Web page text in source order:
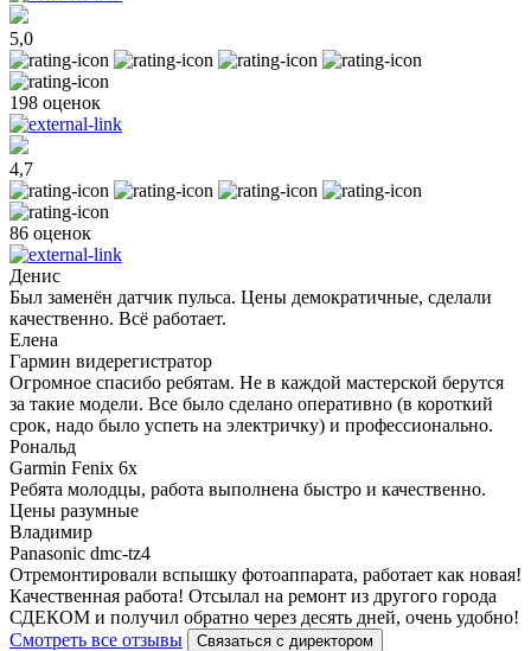
5,0
198 оценок
4,7
86 оценок
Денис
Был заменён датчик пульса. Цены демократичные, сделали
качественно. Всё работает.
Елена
Гармин видерегистратор
Огромное спасибо ребятам. Не в каждой мастерской берутся
за такие модели. Все было сделано оперативно (в короткий
срок, надо было успеть на электричку) и профессионально.
Рональд
Garmin Fenix 6x
Ребята молодцы, работа выполнена быстро и качественно.
Цены разумные
Владимир
Panasonic dmc-tz4
Отремонтировали вспышку фотоаппарата, работает как новая!
Качественная работа! Отсылал на ремонт из другого города
СДЕКОМ и получил обратно через десять дней, очень удобно!
Смотреть все отзывы
Связаться с директором